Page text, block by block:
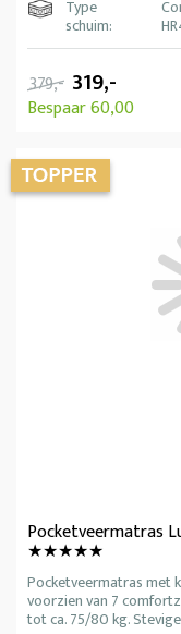
Type
schuim:
379,- 319,-
Bespaar 60,00
Pocketveermatras
★★★★★
Pocketveermatras met
voorzien van 7
tot ca. 75/80 kg.